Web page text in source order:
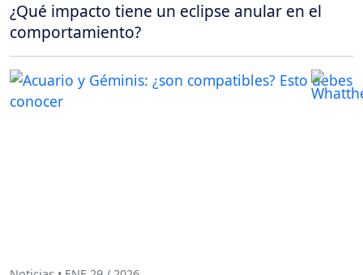
¿Qué impacto tiene un eclipse anular en el
comportamiento?